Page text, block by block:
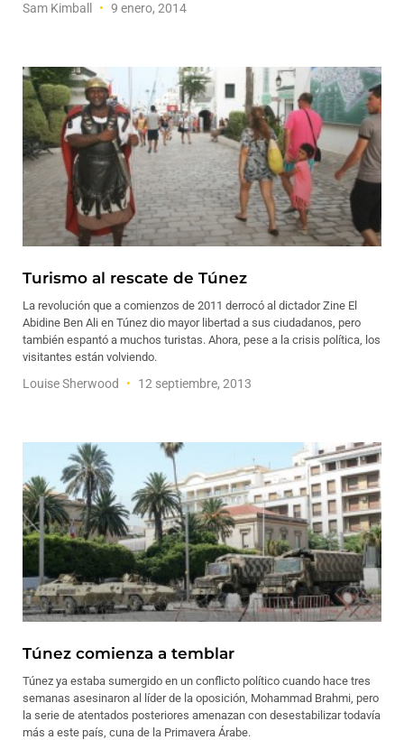
Sam Kimball 9 enero, 2014
Turismo al rescate de Túnez
La revolución que a comienzos de 2011 derrocó al dictador Zine El
Abidine Ben Ali en Túnez dio mayor libertad a sus ciudadanos, pero
también espantó a muchos turistas. Ahora, pese a la crisis política, los
visitantes están volviendo.
Louise Sherwood 12 septiembre, 2013
Túnez comienza a temblar
Túnez ya estaba sumergido en un conflicto político cuando hace tres
semanas asesinaron al líder de la oposición, Mohammad Brahmi, pero
la serie de atentados posteriores amenazan con desestabilizar todavía
más a este país, cuna de la Primavera Árabe.